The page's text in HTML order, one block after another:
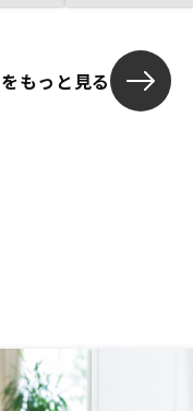
もっと見る